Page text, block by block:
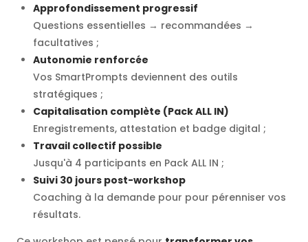
Approfondissement progressif
Questions essentielles → recommandées →
facultatives ;
Autonomie renforcée
Vos SmartPrompts deviennent des outils
stratégiques ;
Capitalisation complète (Pack ALL IN)
Enregistrements, attestation et badge digital ;
Travail collectif possible
Jusqu'à 4 participants en Pack ALL IN ;
Suivi 30 jours post-workshop
Coaching à la demande pour pour pérenniser vos
résultats.